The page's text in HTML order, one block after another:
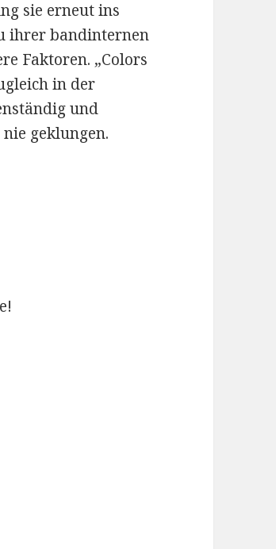
sie erneut ins
ihrer bandinternen
Faktoren. „Colors
in der
und
geklungen.